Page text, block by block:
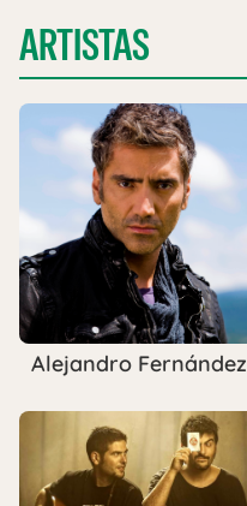
ARTISTAS
Alejandro Fernández